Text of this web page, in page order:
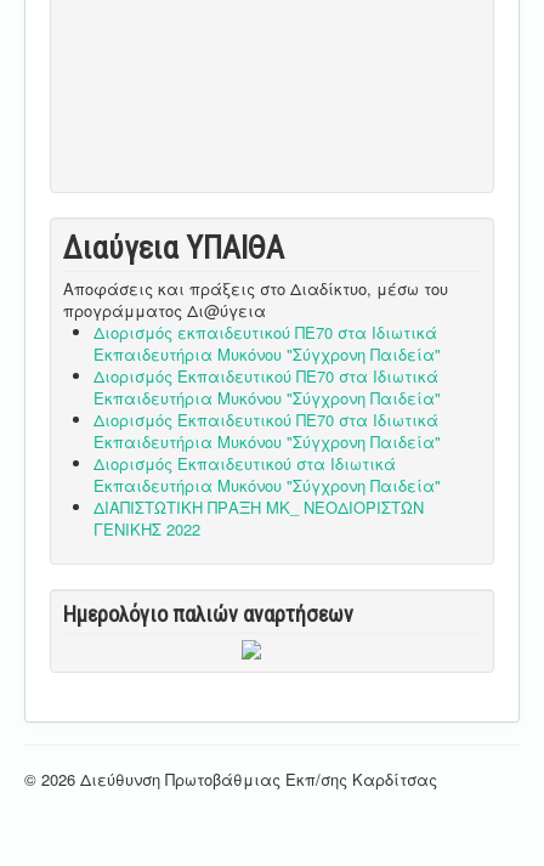
Διαύγεια ΥΠΑΙΘA
Αποφάσεις και πράξεις στο Διαδίκτυο, μέσω του
προγράμματος Δι@ύγεια
Διορισμός εκπαιδευτικού ΠΕ70 στα Ιδιωτικά
Εκπαιδευτήρια Μυκόνου "Σύγχρονη Παιδεία"
Διορισμός Εκπαιδευτικού ΠΕ70 στα Ιδιωτικά
Εκπαιδευτήρια Μυκόνου "Σύγχρονη Παιδεία"
Διορισμός Εκπαιδευτικού ΠΕ70 στα Ιδιωτικά
Εκπαιδευτήρια Μυκόνου "Σύγχρονη Παιδεία"
Διορισμός Εκπαιδευτικού στα Ιδιωτικά
Εκπαιδευτήρια Μυκόνου "Σύγχρονη Παιδεία"
ΔΙΑΠΙΣΤΩΤΙΚΗ ΠΡΑΞΗ ΜΚ_ ΝΕΟΔΙΟΡΙΣΤΩΝ
ΓΕΝΙΚΗΣ 2022
Ημερολόγιο παλιών αναρτήσεων
© 2026 Διεύθυνση Πρωτοβάθμιας Εκπ/σης Καρδίτσας